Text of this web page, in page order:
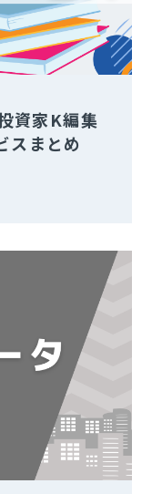
資家K編集
スまとめ